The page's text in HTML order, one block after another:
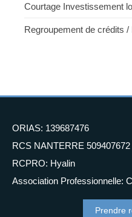
Courtage Investissement
Regroupement de crédits
ORIAS: 139687476
RCS NANTERRE 509407672
RCPRO: Hyalin
Association Professionnelle:
Prendre